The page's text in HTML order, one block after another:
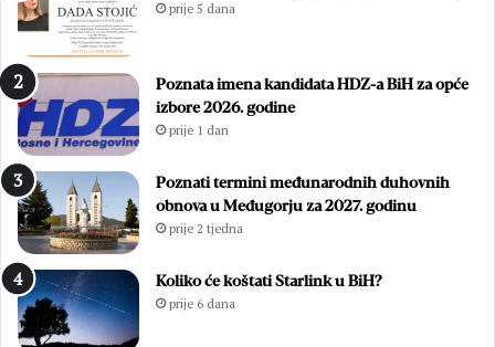
prije 5 dana
Poznata imena kandidata HDZ-a BiH za opće
izbore 2026. godine
prije 1 dan
Poznati termini međunarodnih duhovnih
obnova u Međugorju za 2027. godinu
prije 2 tjedna
Koliko će koštati Starlink u BiH?
prije 6 dana